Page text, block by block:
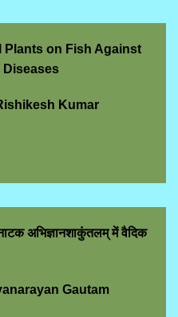
Plants on Fish Against
Kumar
अभिज्ञानशाकुंतलम् में वैदिक
Gautam